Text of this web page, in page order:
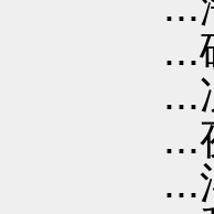
...砂
...凍
...夜
...浮